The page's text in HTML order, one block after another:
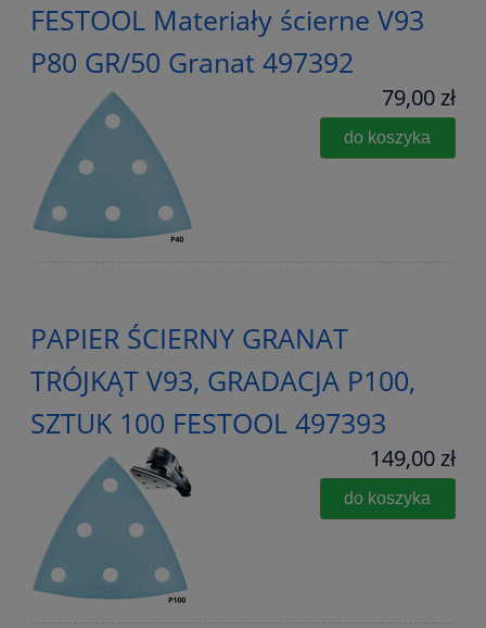
FESTOOL Materiały ścierne V93
P80 GR/50 Granat 497392
79,00 zł
do koszyka
PAPIER ŚCIERNY GRANAT
TRÓJKĄT V93, GRADACJA P100,
SZTUK 100 FESTOOL 497393
149,00 zł
do koszyka